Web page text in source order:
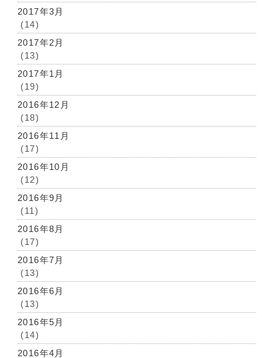
2017年3月
(14)
2017年2月
(13)
2017年1月
(19)
2016年12月
(18)
2016年11月
(17)
2016年10月
(12)
2016年9月
(11)
2016年8月
(17)
2016年7月
(13)
2016年6月
(13)
2016年5月
(14)
2016年4月